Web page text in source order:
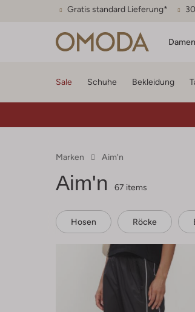
Gratis standard Lieferung*
Damen
Sale Schuhe Bekleidung
Marken Aim'n
Aim'n 67 items
Hosen Röcke